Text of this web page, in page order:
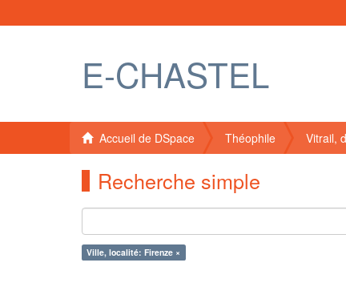
E-CHASTEL
Accueil de DSpace Théophile Vitrail,
Recherche simple
Ville, localité: Firenze ×